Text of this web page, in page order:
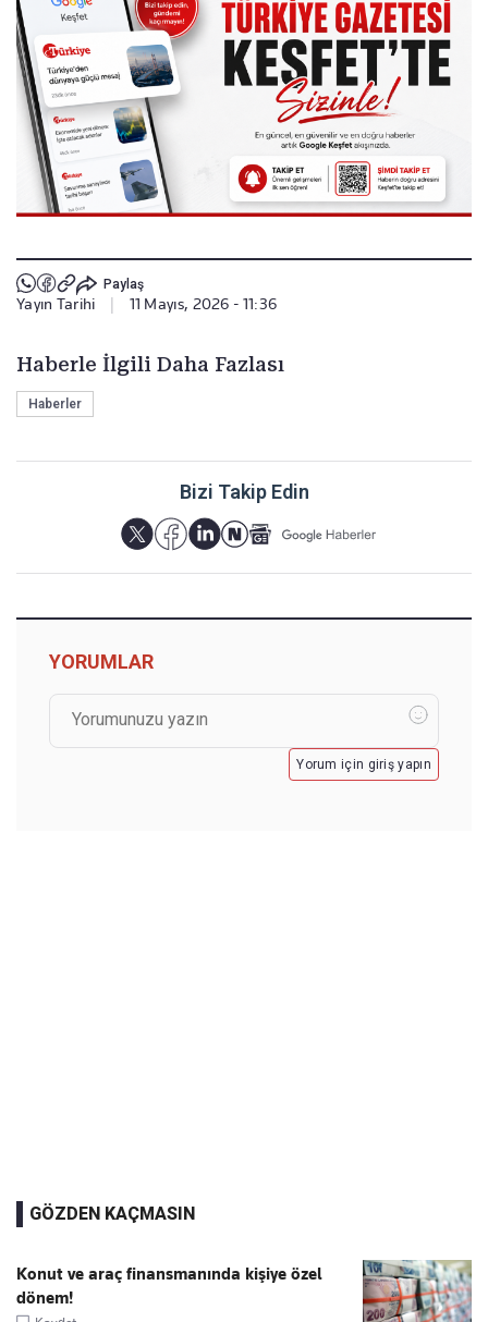
Paylaş
Yayın Tarihi 11 Mayıs, 2026 - 11:36
Haberle İlgili Daha Fazlası
Haberler
Bizi Takip Edin
YORUMLAR
Yorum için giriş yapın
GÖZDEN KAÇMASIN
Konut ve araç finansmanında kişiye özel
dönem!